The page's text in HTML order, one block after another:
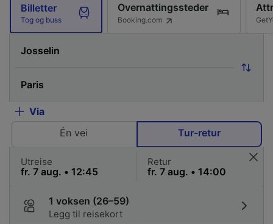
Billetter
Tog og buss
Overnattingssteder
Booking.com
Via
Én vei
Tur-retur
Utreise Retur
1 voksen (26–59)
Legg til reisekort